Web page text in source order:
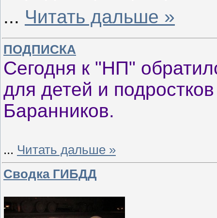
... Читать дальше »
ПОДПИСКА
Сегодня к "НП"
для детей и
Баранников.
... Читать дальше »
Сводка ГИБДД